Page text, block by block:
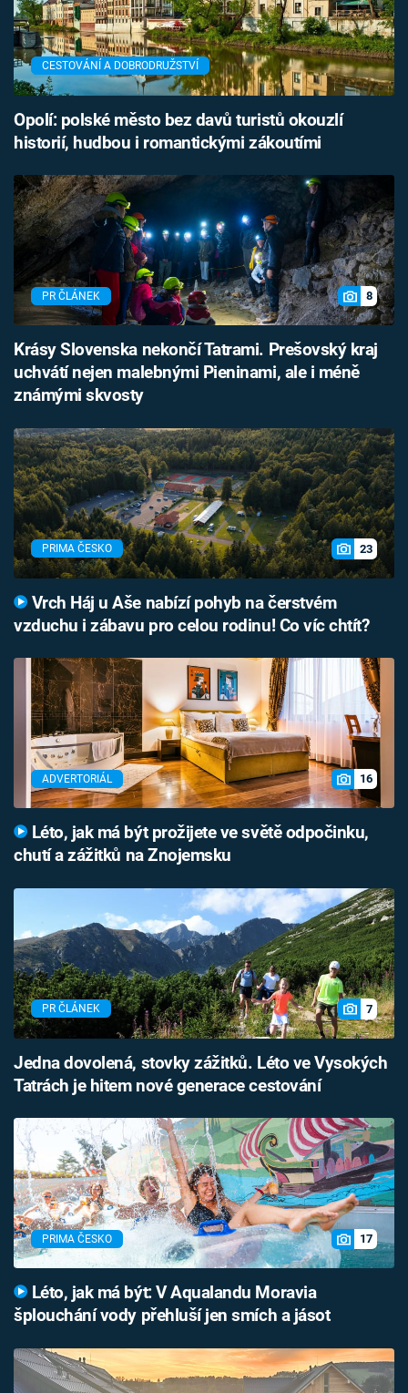
CESTOVÁNÍ A DOBRODRUŽSTVÍ
Opolí: polské město bez davů turistů okouzlí
historií, hudbou i romantickými zákoutími
PR ČLÁNEK 8
Krásy Slovenska nekončí Tatrami. Prešovský kraj
uchvátí nejen malebnými Pieninami, ale i méně
známými skvosty
PRIMA ČESKO 23
Vrch Háj u Aše nabízí pohyb na čerstvém
vzduchu i zábavu pro celou rodinu! Co víc chtít?
ADVERTORIÁL 16
Léto, jak má být prožijete ve světě odpočinku,
chutí a zážitků na Znojemsku
PR ČLÁNEK 7
Jedna dovolená, stovky zážitků. Léto ve Vysokých
Tatrách je hitem nové generace cestování
PRIMA ČESKO 17
Léto, jak má být: V Aqualandu Moravia
šplouchání vody přehluší jen smích a jásot